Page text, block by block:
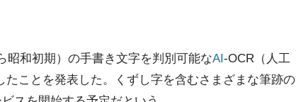
昭和初期）の手書き文字を判別可能なAI-OCR（人工
ことを発表した。くずし字を含むさまざまな筆跡の